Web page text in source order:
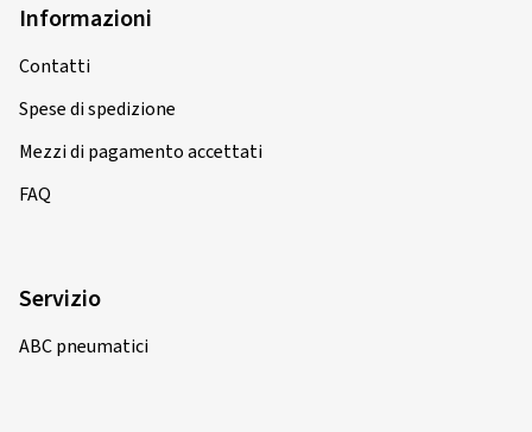
Informazioni
Contatti
Spese di spedizione
Mezzi di pagamento accettati
FAQ
Servizio
ABC pneumatici